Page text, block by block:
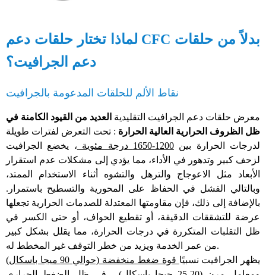
لماذا تختار حلقات دعم CFC بدلاً من حلقات
نقاط الألم للحلقات المدعومة بالجرافيت
معرض حلقات دعم الجرافيت التقليدية العديد من القيود الكامنة في
ظل الظروف الحرارية العالية الحرارة : تحت التعرض لفترات طويلة
لدرجات الحرارة بين1200-1650 درجة مئوية
، يخضع الجرافيت
لزحف كبير وتدهور في الأداء، مما يؤدي إلى مشكلات عدم استقرار
الأبعاد مثل الاعوجاج والترهل والتشوه أثناء الاستخدام الممتد،
وبالتالي الفشل في الحفاظ على المحورية والتسطيح باستمرار.
بالإضافة إلى ذلك، فإن مقاومتها المعتدلة للصدمات الحرارية تجعلها
عرضة للتشققات الدقيقة، أو تقطيع الحواف، أو حتى الكسر في
ظل التقلبات المتكررة في درجات الحرارة، مما يقلل بشكل كبير
من عمر الخدمة ويزيد من خطر التوقف غير المخطط له.
يظهر الجرافيت نسبيًا
قوة ضغط منخفضة (حوالي 90 ميجا باسكال)